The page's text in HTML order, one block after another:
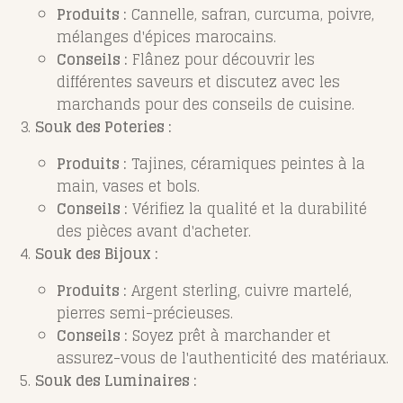
Produits : Cannelle, safran, curcuma, poivre,
mélanges d'épices marocains.
Conseils : Flânez pour découvrir les
différentes saveurs et discutez avec les
marchands pour des conseils de cuisine.
Souk des Poteries :
Produits : Tajines, céramiques peintes à la
main, vases et bols.
Conseils : Vérifiez la qualité et la durabilité
des pièces avant d'acheter.
Souk des Bijoux :
Produits : Argent sterling, cuivre martelé,
pierres semi-précieuses.
Conseils : Soyez prêt à marchander et
assurez-vous de l'authenticité des matériaux.
Souk des Luminaires :